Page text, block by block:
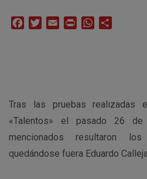
FacebookTwitterEmail Print WhatsApp
Tras las pruebas realizadas
«Talentos» el pasado 26
mencionados resultaron
quedándose fuera Eduardo